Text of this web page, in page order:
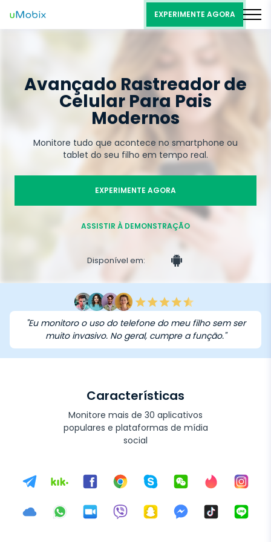
EXPERIMENTE AGORA
Avançado Rastreador de
Celular Para Pais
Modernos
Monitore tudo que acontece no smartphone ou
tablet do seu filho em tempo real.
EXPERIMENTE AGORA
ASSISTIR À DEMONSTRAÇÃO
Disponível em:
"Eu monitoro o uso do telefone do meu filho sem ser
muito invasivo. No geral, cumpre a função."
Características
Monitore mais de 30 aplicativos
populares e plataformas de mídia
social